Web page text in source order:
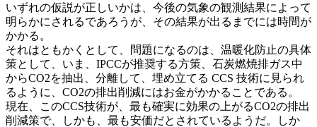
いずれの仮説が正しいかは、今後の気象の観測結果によって
明らかにされるであろうが、その結果が出るまでには時間が
かかる。
それはともかくとして、問題になるのは、温暖化防止の具体
策として、いま、IPCCが推奨する方策、石炭燃焼排ガス中
からCO2を抽出、分離して、埋め立てる CCS 技術に見られ
るように、CO2の排出削減にはお金がかかることである。
現在、このCCS技術が、最も確実に効果の上がるCO2の排出
削減策で、しかも、最も安価だとされているようだ。しか